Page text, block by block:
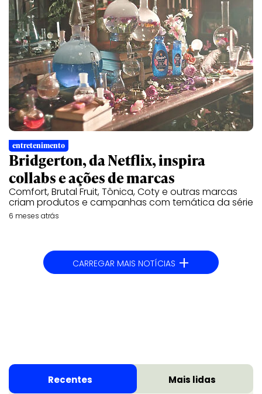
entretenimento
Bridgerton, da Netflix, inspira
collabs e ações de marcas
Comfort, Brutal Fruit, Tônica, Coty e outras marcas
criam produtos e campanhas com temática da série
6 meses atrás
CARREGAR MAIS NOTÍCIAS +
Recentes Mais lidas